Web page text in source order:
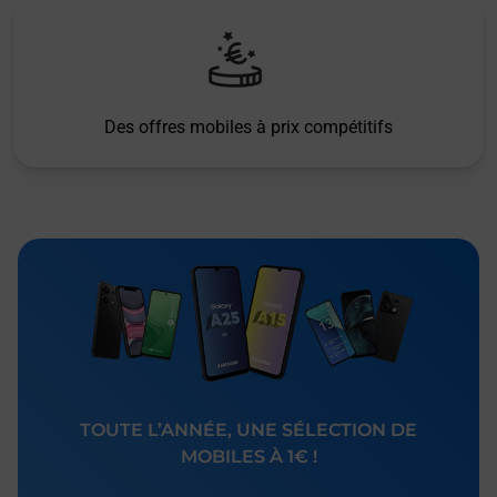
Des offres mobiles à prix compétitifs
TOUTE L’ANNÉE, UNE SÉLECTION DE
MOBILES À 1€ !